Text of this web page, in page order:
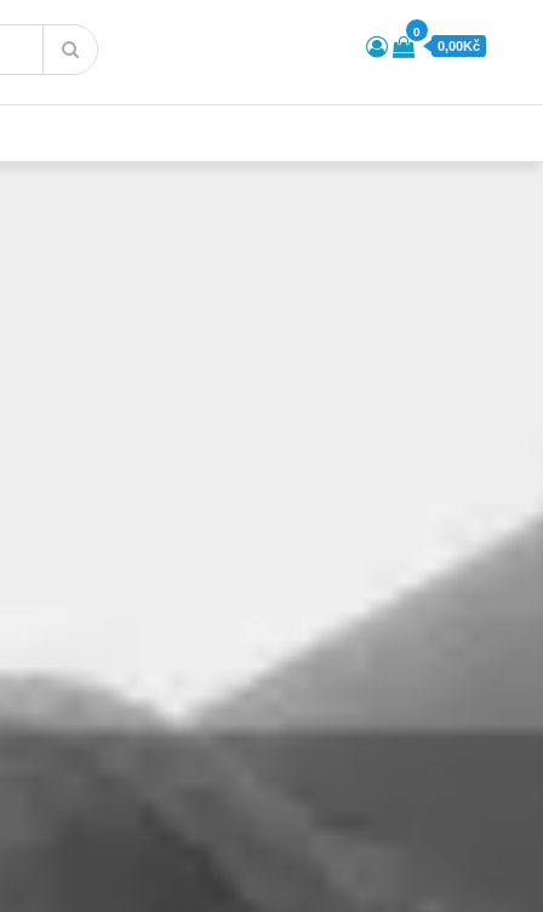
0
0,00Kč